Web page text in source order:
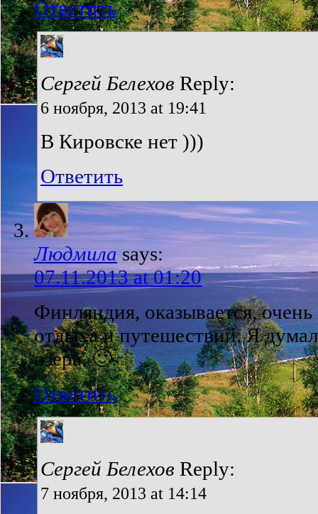
Ответить
Сергей Белехов Reply:
6 ноября, 2013 at 19:41
В Кировске нет )))
Ответить
Людмила says:
07.11.2013 at 01:20
Финляндия, оказывается,
отдыха и путешествий. Я
озера. 🙂
Ответить
Сергей Белехов Reply:
7 ноября, 2013 at 14:14